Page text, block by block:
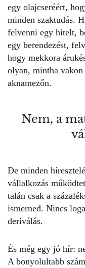
egy olajcseréért,
minden szaktudás.
felvenni egy hitelt,
egy berendezést,
hogy mekkora
olyan, mintha
aknamezőn.
Nem, a
De minden
vállalkozás
talán csak a
ismerned. Nincs
deriválás.
És még egy jó hír:
A bonyolultabb